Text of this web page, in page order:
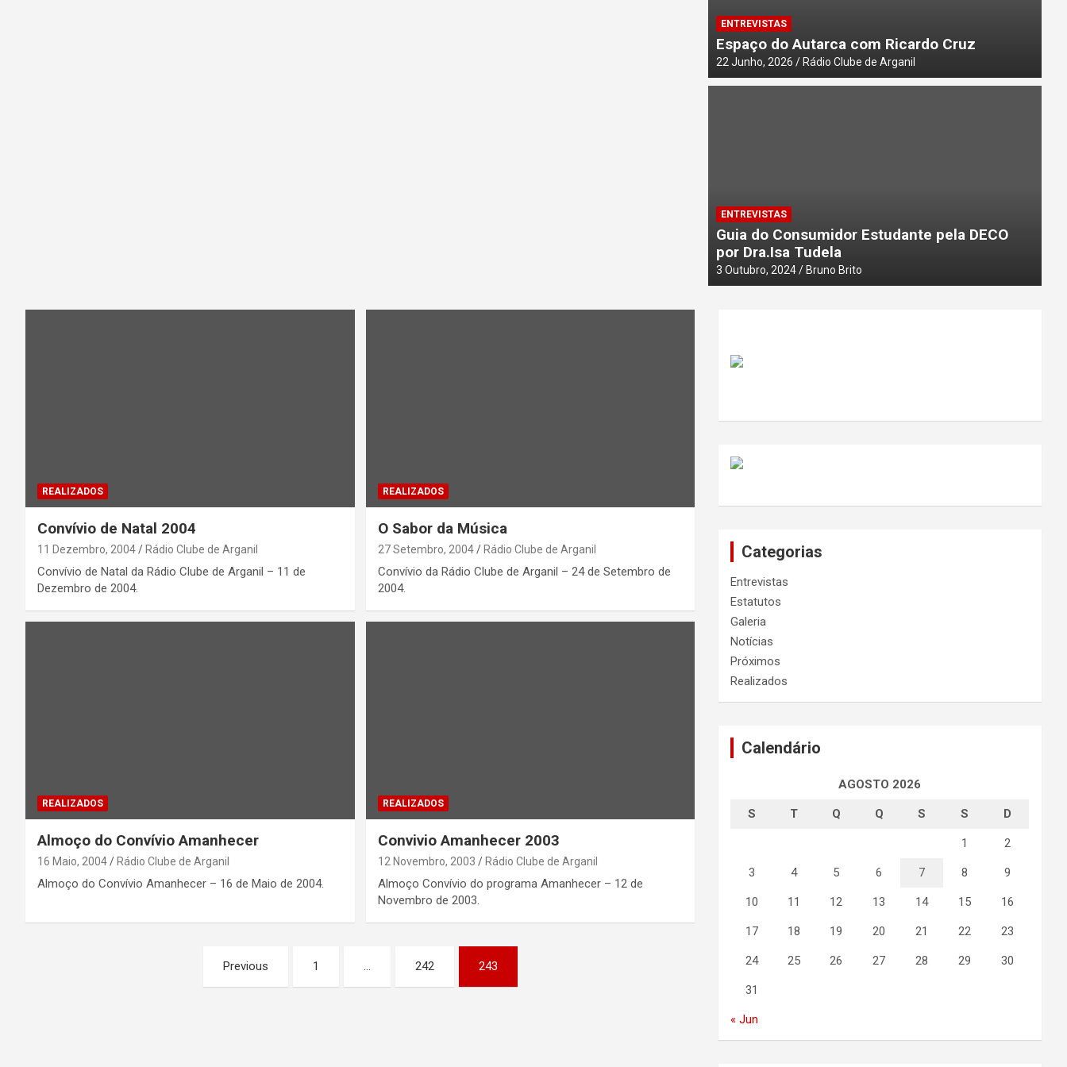
ENTREVISTAS
Espaço do Autarca com Ricardo Cruz
22 Junho, 2026 Rádio Clube de Arganil
ENTREVISTAS
Guia do Consumidor Estudante pela DECO
por Dra.Isa Tudela
3 Outubro, 2024 Bruno Brito
REALIZADOS
Convívio de Natal 2004
11 Dezembro, 2004 Rádio Clube de Arganil
Convívio de Natal da Rádio Clube de Arganil – 11 de
Dezembro de 2004.
REALIZADOS
O Sabor da Música
27 Setembro, 2004 Rádio Clube de Arganil
Convívio da Rádio Clube de Arganil – 24 de Setembro de
2004.
REALIZADOS
Almoço do Convívio Amanhecer
16 Maio, 2004 Rádio Clube de Arganil
Almoço do Convívio Amanhecer – 16 de Maio de 2004.
REALIZADOS
Convivio Amanhecer 2003
12 Novembro, 2003 Rádio Clube de Arganil
Almoço Convívio do programa Amanhecer – 12 de
Novembro de 2003.
Previous 1 242 243
Categorias
Entrevistas
Estatutos
Galeria
Notícias
Próximos
Realizados
Calendário
AGOSTO 2026
S T Q Q S S D
1 2
3 4 5 6 7 8 9
10 11 12 13 14 15 16
17 18 19 20 21 22 23
24 25 26 27 28 29 30
31
« Jun